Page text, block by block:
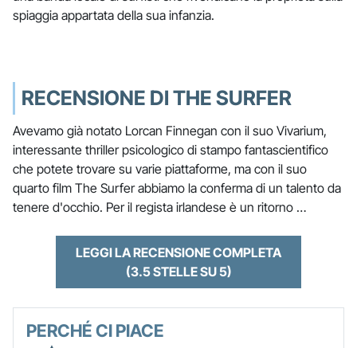
spiaggia appartata della sua infanzia.
RECENSIONE DI THE SURFER
Avevamo già notato Lorcan Finnegan con il suo Vivarium,
interessante thriller psicologico di stampo fantascientifico
che potete trovare su varie piattaforme, ma con il suo
quarto film The Surfer abbiamo la conferma di un talento da
tenere d'occhio. Per il regista irlandese è un ritorno …
LEGGI LA RECENSIONE COMPLETA
(3.5 STELLE SU 5)
PERCHÉ CI PIACE